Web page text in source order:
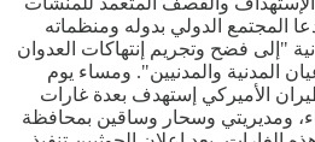
المجتمع الدولي بدوله ومنظماته
"إلى فضح وتجريم إنتهاكات العدوان
المدنية والمدنيين". ومساء يوم
الأميركي إستهدف بعدة غارات
ومديريتي وسحار وساقين بمحافظة